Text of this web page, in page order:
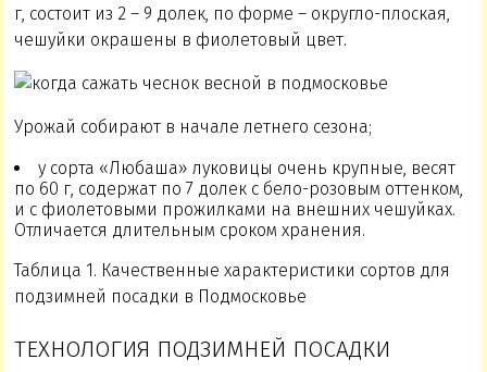
г, состоит из 2 – 9 долек, по форме – округло-плоская,
чешуйки окрашены в фиолетовый цвет.
Урожай собирают в начале летнего сезона;
у сорта «Любаша» луковицы очень крупные, весят
по 60 г, содержат по 7 долек с бело-розовым оттенком,
и с фиолетовыми прожилками на внешних чешуйках.
Отличается длительным сроком хранения.
Таблица 1. Качественные характеристики сортов для
подзимней посадки в Подмосковье
ТЕХНОЛОГИЯ ПОДЗИМНЕЙ ПОСАДКИ